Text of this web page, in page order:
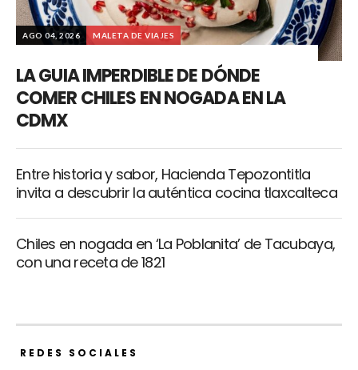
AGO 04, 2026 MALETA DE VIAJES
LA GUIA IMPERDIBLE DE DÓNDE
COMER CHILES EN NOGADA EN LA
CDMX
Entre historia y sabor, Hacienda Tepozontitla
invita a descubrir la auténtica cocina tlaxcalteca
Chiles en nogada en ‘La Poblanita’ de Tacubaya,
con una receta de 1821
REDES SOCIALES